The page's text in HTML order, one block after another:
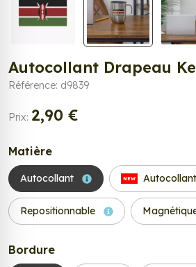
Autocollant Drapeau
Référence: d9839
Prix: 2,90 €
Matière
Autocollant NEW
Repositionnable
Bordure